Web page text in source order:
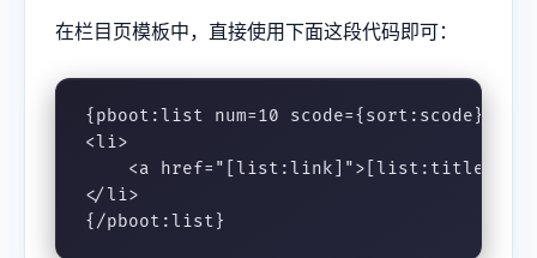
在栏目页模板中，直接使用下面这段代码即可：
{pboot:list num=10 scode={sort:scode}
<li>
<a href="[list:link]">[list:title]</a>
</li>
{/pboot:list}